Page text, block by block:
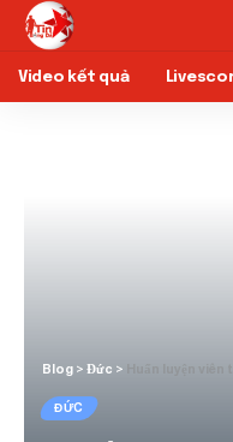
Video kết quả
Blog > Đức >
ĐỨC